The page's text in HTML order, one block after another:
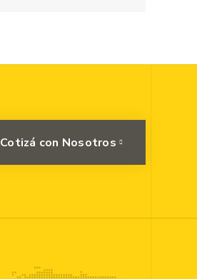
Cotizá con Nosotros